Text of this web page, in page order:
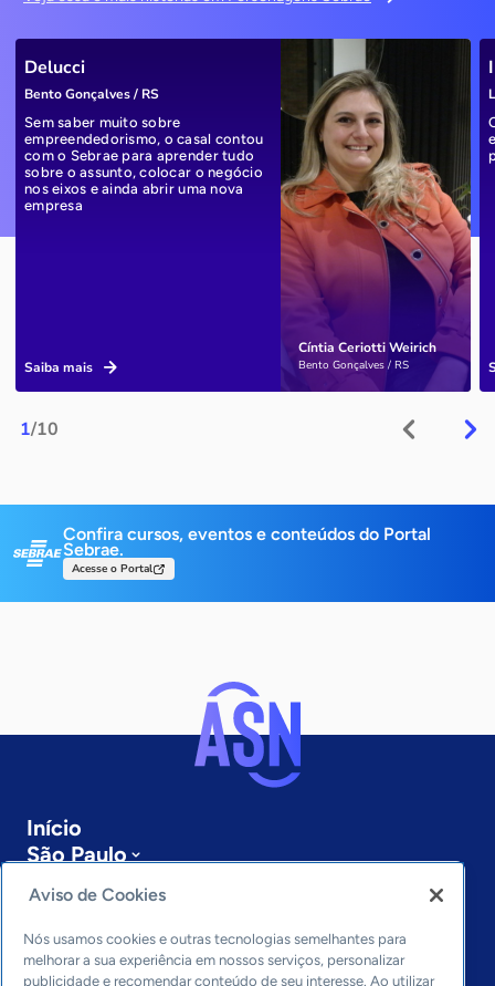
1/10
Cíntia Ceriotti Weirich
Bento Gonçalves / RS
Delucci
Bento Gonçalves / RS
Sem saber muito sobre
empreendedorismo, o casal contou
com o Sebrae para aprender tudo
sobre o assunto, colocar o negócio
nos eixos e ainda abrir uma nova
empresa
Saiba mais
Confira cursos, eventos e conteúdos do Portal
Sebrae.
Acesse o Portal
Início
São Paulo
Sobre a ASN
Últimas notícias
Entre em contato
Editorias
Aviso de Cookies
Nós usamos cookies e outras tecnologias semelhantes para
melhorar a sua experiência em nossos serviços, personalizar
publicidade e recomendar conteúdo de seu interesse. Ao utilizar